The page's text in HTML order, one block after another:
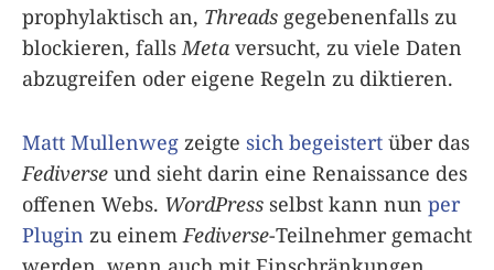
prophylaktisch an, Threads gegebenenfalls zu
blockieren, falls Meta versucht, zu viele Daten
abzugreifen oder eigene Regeln zu diktieren.
Matt Mullenweg zeigte sich begeistert über das
Fediverse und sieht darin eine Renaissance des
offenen Webs. WordPress selbst kann nun per
Plugin zu einem Fediverse-Teilnehmer gemacht